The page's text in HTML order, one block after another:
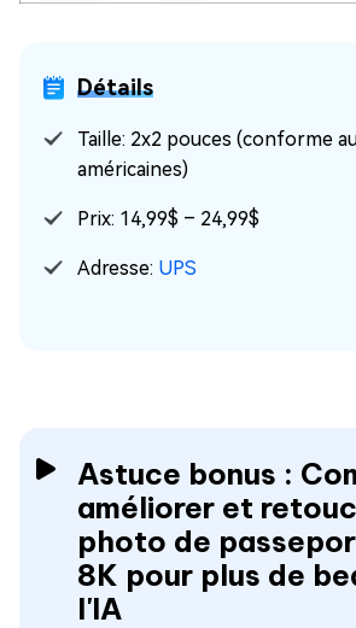
Détails
Taille: 2x2 pouces (conforme
américaines)
Prix: 14,99$ – 24,99$
Adresse: UPS
Astuce bonus :
améliorer et
photo de
8K pour plus de
l'IA